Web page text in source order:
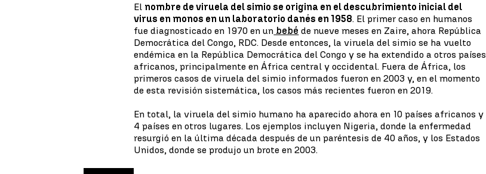
El nombre de viruela del simio se origina en el descubrimiento inicial del
virus en monos en un laboratorio danés en 1958. El primer caso en humanos
fue diagnosticado en 1970 en un bebé de nueve meses en Zaire, ahora República
Democrática del Congo, RDC. Desde entonces, la viruela del simio se ha vuelto
endémica en la República Democrática del Congo y se ha extendido a otros países
africanos, principalmente en África central y occidental. Fuera de África, los
primeros casos de viruela del simio informados fueron en 2003 y, en el momento
de esta revisión sistemática, los casos más recientes fueron en 2019.
En total, la viruela del simio humano ha aparecido ahora en 10 países africanos y
4 países en otros lugares. Los ejemplos incluyen Nigeria, donde la enfermedad
resurgió en la última década después de un paréntesis de 40 años, y los Estados
Unidos, donde se produjo un brote en 2003.